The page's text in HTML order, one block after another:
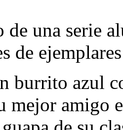
una serie
de
burrito azul
mejor amigo